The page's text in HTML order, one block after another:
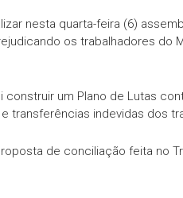
nesta quarta-feira (6)
os trabalhadores do
construir um Plano de Lutas
transferências indevidas dos
de conciliação feita no